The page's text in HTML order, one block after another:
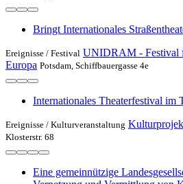
Bringt Internationales
Ereignisse / Festival UNIDRAM - Festival
Europa Potsdam, Schiffbauergasse 4e
Internationales Theaterfestival im
Ereignisse / Kulturveranstaltung
Klosterstr. 68
Eine gemeinnützige